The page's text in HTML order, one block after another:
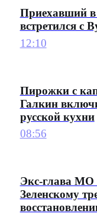
Приехавший в
встретился с
12:10
Пирожки с
Галкин
русской кухни
08:56
Экс-глава
Зеленскому